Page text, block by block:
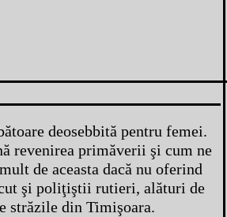
deosebbită pentru femei.
revenirea primăverii şi cum ne
de aceasta dacă nu oferind
şi poliţiştii rutieri, alături de
străzile din Timişoara.